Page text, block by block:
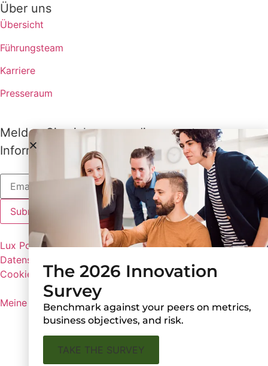
Über uns
Übersicht
Führungsteam
Karriere
Presseraum
Melden Sie sich an, um die neuesten
Informationen von Lux zu erhalten
Lux Policies
Datenschutzbestimmungen
Cookie-Einstellungen
Meine persönlichen Informationen nicht weitergeben
The 2026 Innovation
Survey
Benchmark against your peers on metrics,
business objectives, and risk.
TAKE THE SURVEY